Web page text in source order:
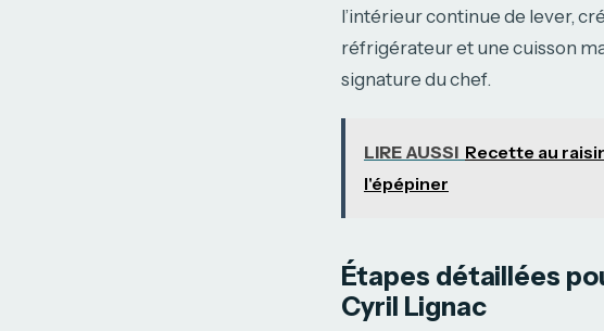
l’intérieur continue de lever,
réfrigérateur et une cuisson
signature du chef.
LIRE AUSSI Recette au
l'épépiner
Étapes détaillées
Cyril Lignac